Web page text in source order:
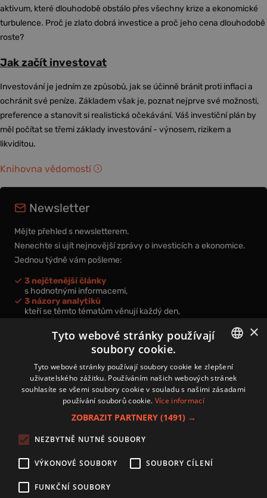
aktivum, které dlouhodobě obstálo přes všechny krize a ekonomické
turbulence. Proč je zlato dobrá investice a proč jeho cena dlouhodobě
roste?
Jak začít investovat
Investování je jedním ze způsobů, jak se účinně bránit proti inflaci a
ochránit své peníze. Základem však je, poznat nejprve své možnosti,
preference a stanovit si realistická očekávání. Váš investiční plán by
měl počítat se třemi základy investování - výnosem, rizikem a
likviditou.
Knihovna vědomostí
Newsletter
Mějte přehled s newsletterem.
Nenechte si ujít nejnovější zprávy o investicích a ekonomice.
Jednou týdně vám pošleme:
3 nejčtenější články
s hodnotnými informacemi,
3 názory analytiků
kteří se těmto tématům věnují každý den,
nová videa a podcasty
k prohloubení vašich znalostí.
Přihlášením k newsletteru vyjadřujete svůj souhlas spodmínkami
zpracování osobních údajů.
Zásady používání souborů cookies
Autoři
Nastavení cookies
CZECH
×
Tyto webové stránky používají
soubory cookie.
Tyto webové stránky používají soubory cookie ke zlepšení
uživatelského zážitku. Používáním našich webových stránek
souhlasíte se všemi soubory cookie v souladu s našimi zásadami
používání souborů cookie. Více informací
ZOBRAZIT PARTNERY (1491) →
NEZBYTNĚ NUTNÉ SOUBORY
VÝKONOVÉ SOUBORY SOUBORY CÍLENÍ
FUNKČNÍ SOUBORY